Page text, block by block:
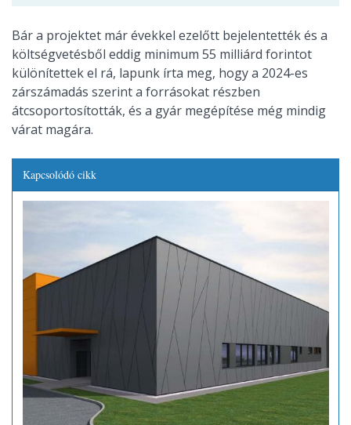
Bár a projektet már évekkel ezelőtt bejelentették és a
költségvetésből eddig minimum 55 milliárd forintot
különítettek el rá, lapunk írta meg, hogy a 2024-es
zárszámadás szerint a forrásokat részben
átcsoportosították, és a gyár megépítése még mindig
várat magára.
Kapcsolódó cikk